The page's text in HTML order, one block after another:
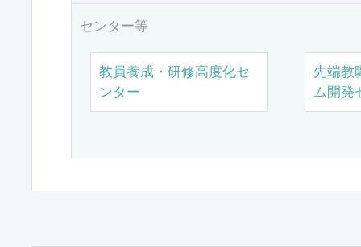
センター等
教員養成・研修高度化セ
ンター
先端教
ム開発